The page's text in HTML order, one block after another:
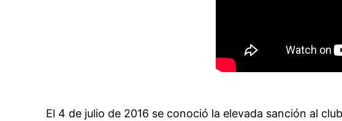
El 4 de julio de 2016 se conoció la elevada sanción al